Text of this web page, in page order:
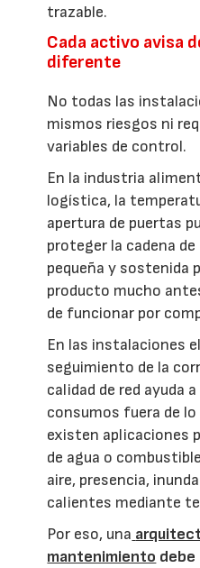
trazable.
Cada activo avisa
diferente
No todas las
mismos riesgos ni
variables de control.
En la industria
logística, la
apertura de puertas
proteger la cadena
pequeña y sostenida
producto mucho
de funcionar por
En las instalaciones
seguimiento de la
calidad de red ayuda
consumos fuera de lo
existen aplicaciones
de agua o
aire, presencia,
calientes mediante
Por eso, una
mantenimiento debe